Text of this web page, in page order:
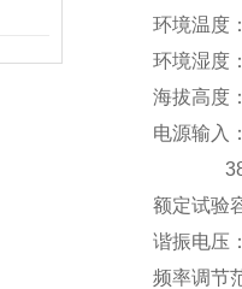
环境温度
环境湿度
海拔高度
电源输入
额定试验
谐振电压
频率调节